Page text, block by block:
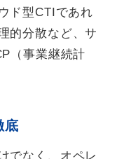
ド型CTIであれ
的分散など、サ
（事業継続計
底
でなく、オペレ